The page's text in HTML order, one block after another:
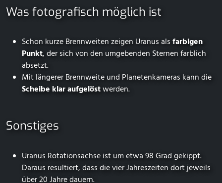
Was fotografisch möglich ist
Schon kurze Brennweiten zeigen Uranus alsfarbigen
Punkt, der sich von den umgebenden Sternen farblich
absetzt.
Mit längerer Brennweite und Planetenkameras kann die
Scheibe klar aufgelöstwerden.
Sonstiges
Uranus Rotationsachse ist um etwa 98 Grad gekippt.
Daraus resultiert, dass die vier Jahreszeiten dort jeweils
über 20 Jahre dauern.